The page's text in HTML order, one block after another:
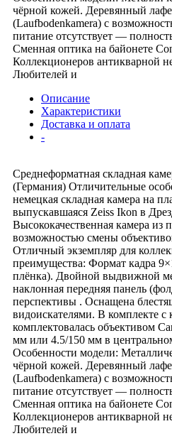
чёрной кожей. Деревянный
(Laufbodenkamera) с
питание отсутствует —
Сменная оптика на байонете
Коллекционеров антикварной
Любителей и
Описание
Характеристики
Доставка и оплата
-
Среднеформатная складная
(Германия) Отличительные
немецкая складная камера на
выпускавшаяся Zeiss Ikon в
Высококачественная камера из
возможностью смены
Отличный экземпляр для
преимущества: Формат кадра
плёнка). Двойной выдвижной
наклонная передняя панель
перспективы . Оснащена
видоискателями. В комплекте с
комплектовалась объективом
мм или 4.5/150 мм в
Особенности модели:
чёрной кожей. Деревянный
(Laufbodenkamera) с
питание отсутствует —
Сменная оптика на байонете
Коллекционеров антикварной
Любителей и